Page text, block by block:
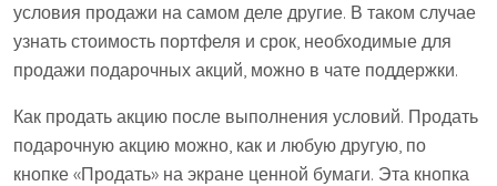
условия продажи на самом деле другие. В таком случае
узнать стоимость портфеля и срок, необходимые для
продажи подарочных акций, можно в чате поддержки.
Как продать акцию после выполнения условий. Продать
подарочную акцию можно, как и любую другую, по
кнопке «Продать» на экране ценной бумаги. Эта кнопка